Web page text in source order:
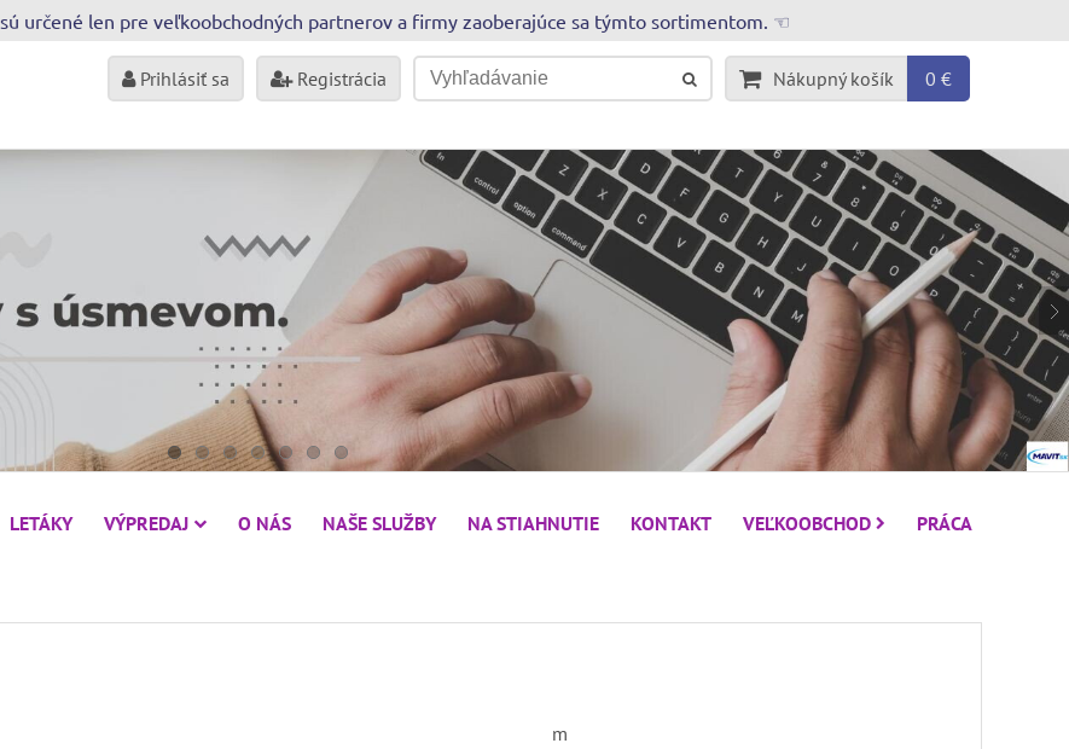
určené len pre veľkoobchodných partnerov a firmy zaoberajúce sa týmto sortimentom. ☜
Prihlásiť sa Registrácia Nákupný košík 0 €
LETÁKY VÝPREDAJ O NÁS NAŠE SLUŽBY NA STIAHNUTIE KONTAKT VEĽKOOBCHOD PRÁCA
m